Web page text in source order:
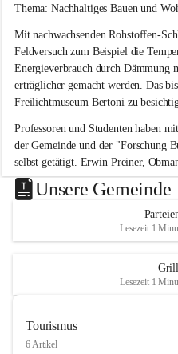
e
a
m
S
e
e
Thema: Nachhaltiges Bauen und
Mit nachwachsenden Rohstoffen-
Feldversuch zum Beispiel die
Energieverbrauch durch Dämmung
erträglicher gemacht werden. Das
Freilichtmuseum Bertoni zu
Professoren und Studenten haben
der Gemeinde und der "Forschung
selbst getätigt. Erwin Preiner,
Neusiedlersee und Bgm. ist über
hofft auf baldige praktische
Gerade in Zeiten des
wichtig!
Unsere Gemeinde
Lesezeit 1
Lesezeit 1
Tourismus
6 Artikel